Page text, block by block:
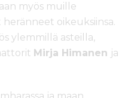
myös muille
oikeuksiinsa.
ylemmillä asteilla,
Mirja Himanen ja